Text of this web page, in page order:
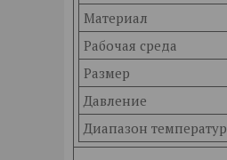
Материал
Рабочая среда
Размер
Давление
Диапазон температур